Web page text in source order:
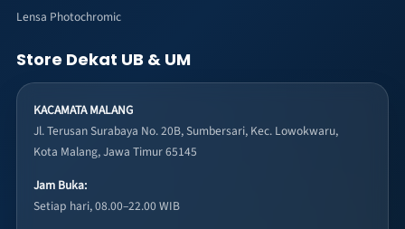
Lensa Photochromic
Store Dekat UB & UM
KACAMATA MALANG
Jl. Terusan Surabaya No. 20B, Sumbersari, Kec. Lowokwaru,
Kota Malang, Jawa Timur 65145
Jam Buka:
Setiap hari, 08.00–22.00 WIB